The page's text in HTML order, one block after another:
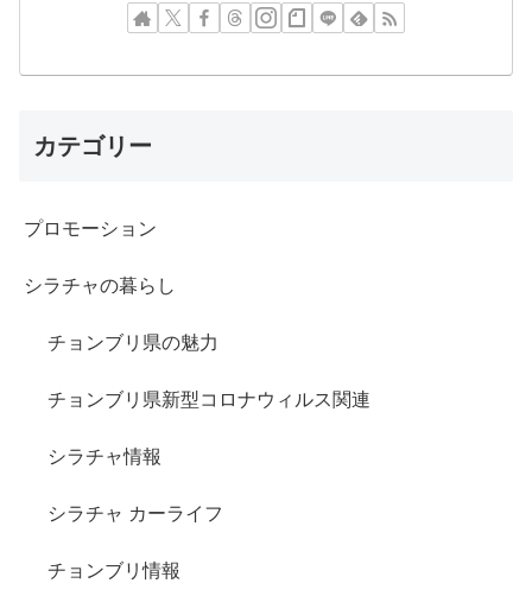
カテゴリー
プロモーション
シラチャの暮らし
チョンブリ県の魅力
チョンブリ県新型コロナウィルス関連
シラチャ情報
シラチャ カーライフ
チョンブリ情報